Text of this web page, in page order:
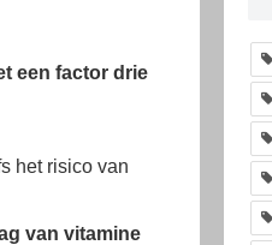
een factor drie
het risico van
van vitamine